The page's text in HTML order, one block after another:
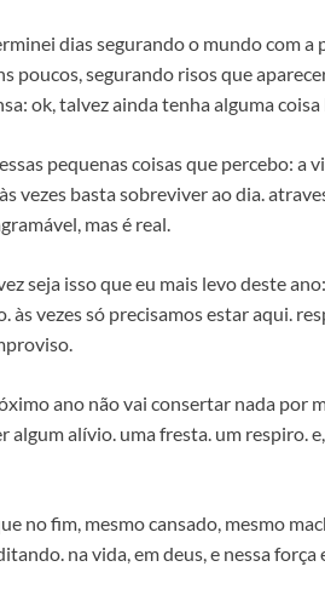
dias segurando o mundo com
poucos, segurando risos que
ok, talvez ainda tenha alguma
pequenas coisas que percebo:
vezes basta sobreviver ao dia.
mas é real.
seja isso que eu mais levo deste
às vezes só precisamos estar aqui.
ano não vai consertar nada por
algum alívio. uma fresta. um respiro.
no fim, mesmo cansado, mesmo
na vida, em deus, e nessa